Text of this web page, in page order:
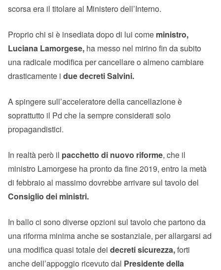
scorsa era il titolare al Ministero dell’Interno.
Proprio chi si è insediata dopo di lui come ministro,
Luciana Lamorgese, ha messo nel mirino fin da subito
una radicale modifica per cancellare o almeno cambiare
drasticamente i due decreti Salvini.
A spingere sull’acceleratore della cancellazione è
soprattutto il Pd che la sempre considerati solo
propagandistici.
In realtà però il pacchetto di nuovo riforme, che il
ministro Lamorgese ha pronto da fine 2019, entro la metà
di febbraio al massimo dovrebbe arrivare sul tavolo del
Consiglio dei ministri.
In ballo ci sono diverse opzioni sul tavolo che partono da
una riforma minima anche se sostanziale, per allargarsi ad
una modifica quasi totale dei decreti sicurezza,forti
anche dell’appoggio ricevuto dal Presidente della